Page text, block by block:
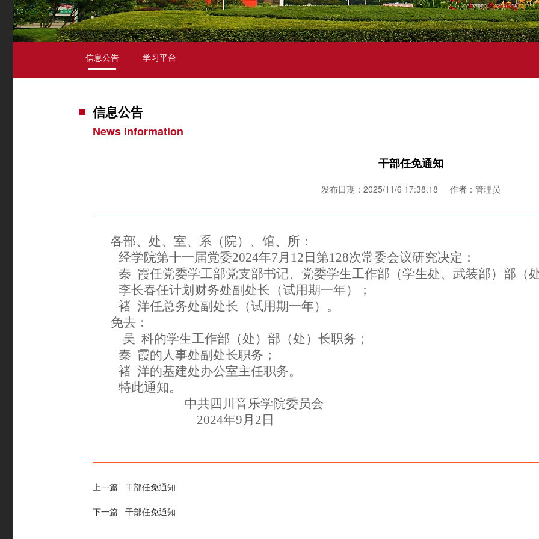
信息公告 学习平台
信息公告
News Information
干部任免通知
发布日期：2025/11/6 17:38:18 作者：管理员
各部、处、室、系（院）、馆、所：
经学院第十一届党委2024年7月 12 日 第128次常委会议研究决定：
秦 霞任党委学工部党支部书记、党委学生工作部（学生处、武装部）部（
李长春任计划财务处副处长（试用期一年）；
褚 洋任总务处副处长（试用期一年）。
免去：
吴 科的学生工作部（处）部（处）长职务；
秦 霞的人事处副处长职务；
褚 洋的基建处办公室主任职务。
特此通知。
中共四川音乐学院委员会
2024年9月2日
上一篇 干部任免通知
下一篇 干部任免通知